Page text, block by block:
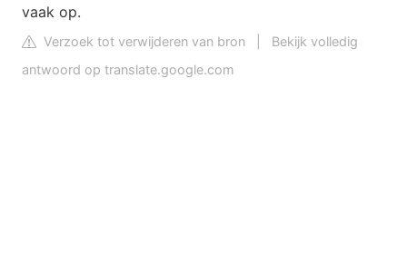
vaak op.
Verzoek tot verwijderen van bron
Bekijk volledig
antwoord op translate.google.com